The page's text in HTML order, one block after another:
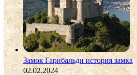
Замок Гарибальди история замка
02.02.2024